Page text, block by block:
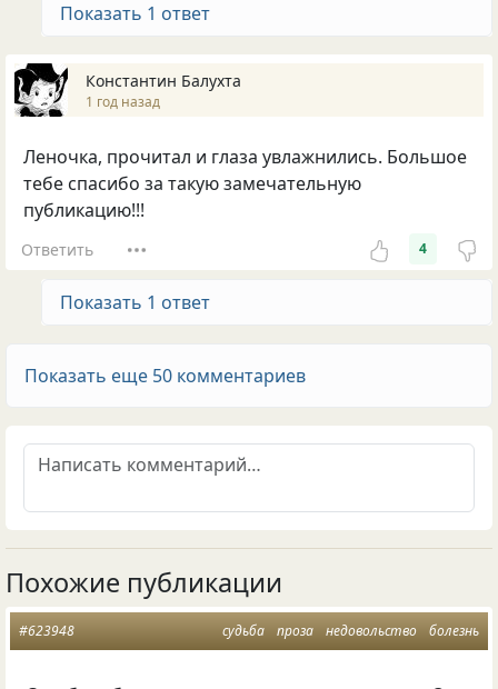
Показать 1 ответ
Константин Балухта
1 год назад
Леночка, прочитал и глаза увлажнились. Большое
тебе спасибо за такую замечательную
публикацию!!!
Ответить 4
Показать 1 ответ
Показать еще 50 комментариев
Похожие публикации
судьба проза недовольство болезнь
#623948